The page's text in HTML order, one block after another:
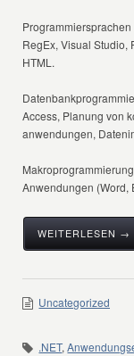
Programmiersprachen
RegEx, Visual Studio,
HTML.
Access, Planung von
anwendungen,
Anwendungen (Word,
WEITERLESEN →
Uncategorized
.NET,